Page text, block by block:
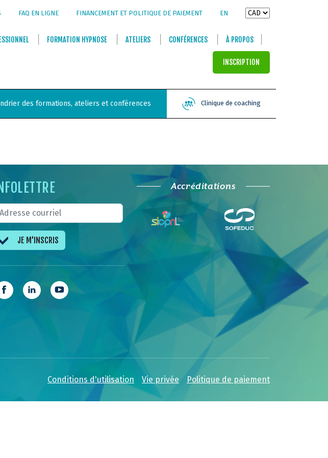
FAQ EN LIGNE FINANCEMENT ET POLITIQUE DE PAIEMENT EN
FORMATION HYPNOSE ATELIERS CONFÉRENCES À PROPOS
INSCRIPTION
des formations, ateliers et conférences Clinique de coaching
INFOLETTRE
JE M'INSCRIS
Accréditations
Conditions d'utilisation Vie privée Politique de paiement